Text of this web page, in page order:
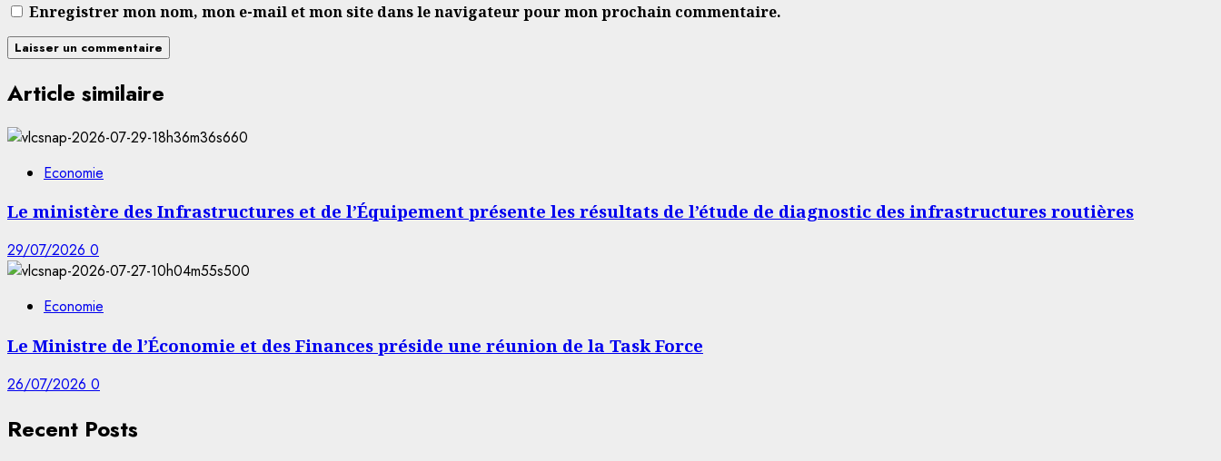
Enregistrer mon nom, mon e-mail et mon site dans le navigateur pour mon prochain commentaire.
Article similaire
Economie
Le ministère des Infrastructures et de l’Équipement présente les résultats de l’étude de diagnostic des infrastructures routières
29/07/2026 0
Economie
Le Ministre de l’Économie et des Finances préside une réunion de la Task Force
26/07/2026 0
Recent Posts